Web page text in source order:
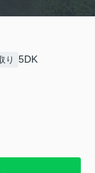
り 5DK